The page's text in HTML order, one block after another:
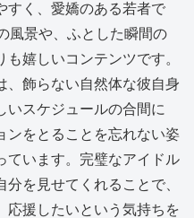
すく、愛嬌のある若者で
風景や、ふとした瞬間の
嬉しいコンテンツです。
、飾らない自然体な彼自身
いスケジュールの合間に
ンをとることを忘れない姿
ています。完璧なアイドル
を見せてくれることで、
応援したいという気持ちを